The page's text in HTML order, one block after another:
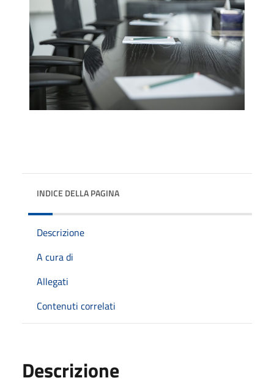
INDICE DELLA PAGINA
Descrizione
A cura di
Allegati
Contenuti correlati
Descrizione